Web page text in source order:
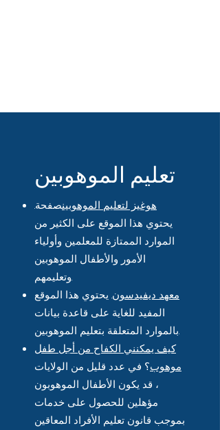
تعليم الموهوبين
هوغيز لتعليم الموهوبينصفحة.
يحتوي هذا الموقع على الكثير من
الموارد الممتازة للمعلمين وأولياء
الأمور والأطفال الموهوبين
وتعليمهم.
معهد ديفيدسون. يحتوي هذا الموقع
المفيد للغاية على قاعدة بيانات
بالموارد المتعلقة بتعليم الموهوبين.
كيف يمكنني الكفاح من أجل طفل
موهوب؟ في عدد قليل من الولايات
، قد يكون الأطفال الموهوبون
مؤهلين للحصول على خدمات
بموجب قانون تعليم الأفراد المعاقين